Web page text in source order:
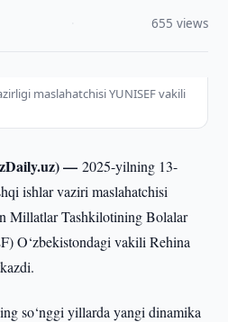
655 views
maslahatchisi YUNISEF vakili
—2025-yilning 13-
ishlar vaziri maslahatchisi
Millatlar Tashkilotining Bolalar
O‘zbekistondagi vakili Rehina
so‘nggi yillarda yangi dinamika